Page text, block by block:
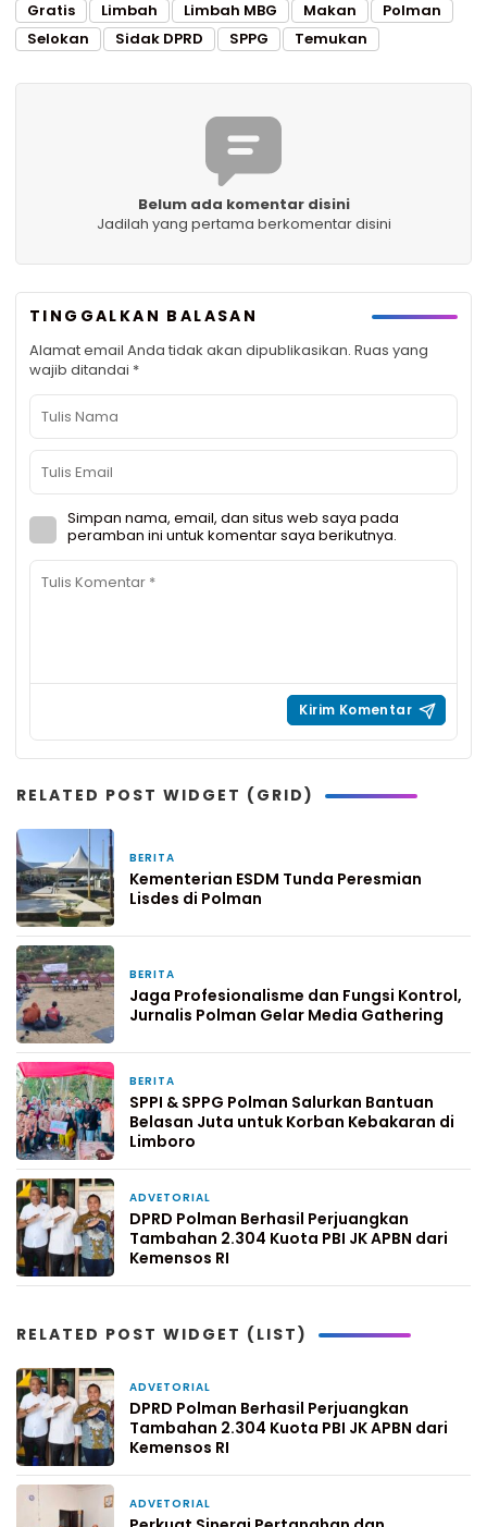
Gratis Limbah Limbah MBG Makan
Polman
Selokan
Sidak DPRD SPPG Temukan
Belum ada komentar disini
Jadilah yang pertama berkomentar disini
TINGGALKAN BALASAN
Alamat email Anda tidak akan dipublikasikan. Ruas yang
wajib ditandai *
Simpan nama, email, dan situs web saya pada
peramban ini untuk komentar saya berikutnya.
RELATED POST WIDGET (GRID)
BERITA
Kementerian ESDM Tunda Peresmian
Lisdes di Polman
BERITA
Jaga Profesionalisme dan Fungsi Kontrol,
Jurnalis Polman Gelar Media Gathering
BERITA
SPPI & SPPG Polman Salurkan Bantuan
Belasan Juta untuk Korban Kebakaran di
Limboro
ADVETORIAL
DPRD Polman Berhasil Perjuangkan
Tambahan 2.304 Kuota PBI JK APBN dari
Kemensos RI
RELATED POST WIDGET (LIST)
ADVETORIAL
DPRD Polman Berhasil Perjuangkan
Tambahan 2.304 Kuota PBI JK APBN dari
Kemensos RI
ADVETORIAL